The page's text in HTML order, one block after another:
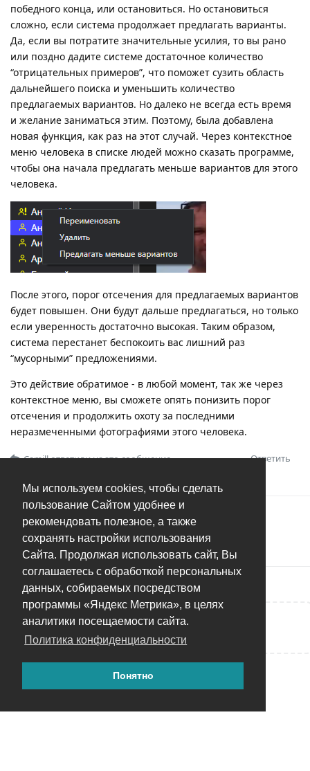
Мы используем cookies, чтобы сделать
пользование Сайтом удобнее и
рекомендовать полезное, а также
сохранять настройки использования
Сайта. Продолжая использовать сайт, Вы
соглашаетесь с обработкой персональных
данных, собираемых посредством
программы «Яндекс Метрика», в целях
аналитики посещаемости сайта.
Политика конфиденциальности
Понятно
победного конца, или остановиться. Но остановиться
сложно, если система продолжает предлагать варианты.
Да, если вы потратите значительные усилия, то вы рано
или поздно дадите системе достаточное количество
“отрицательных примеров”, что поможет сузить область
дальнейшего поиска и уменьшить количество
предлагаемых вариантов. Но далеко не всегда есть время
и желание заниматься этим. Поэтому, была добавлена
новая функция, как раз на этот случай. Через контекстное
меню человека в списке людей можно сказать программе,
чтобы она начала предлагать меньше вариантов для этого
человека.
После этого, порог отсечения для предлагаемых вариантов
будет повышен. Они будут дальше предлагаться, но только
если уверенность достаточно высокая. Таким образом,
система перестанет беспокоить вас лишний раз
“мусорными” предложениями.
Это действие обратимое - в любой момент, так же через
контекстное меню, вы сможете опять понизить порог
отсечения и продолжить охоту за последними
неразмеченными фотографиями этого человека.
Ответить
Camillответили на это сообщение.
4сообщений было перемещено в
меньше вариантов" для людей с небольшим
количеством лиц.
Написать ответ...